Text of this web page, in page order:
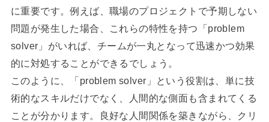
に重要です。例えば、職場のプロジェクトで予期しない
問題が発生した場合、これらの特性を持つ「problem
solver」がいれば、チームが一丸となって迅速かつ効果
的に対処することができるでしょう。
このように、「problem solver」という役割は、単に技
術的なスキルだけでなく、人間的な側面も含まれてくる
ことが分かります。良好な人間関係を築きながら、クリ